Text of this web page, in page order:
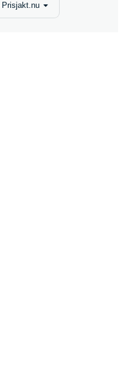
Prisjakt.nu